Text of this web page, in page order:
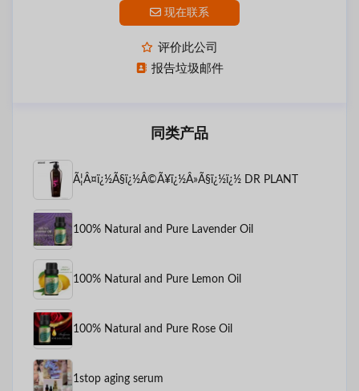
现在联系
评价此公司
报告垃圾邮件
同类产品
Ã¦Â¤ï¿½Ã§ï¿½Â©Ã¥ï¿½Â»Ã§ï¿½ï¿½ DR PLANT
100% Natural and Pure Lavender Oil
100% Natural and Pure Lemon Oil
100% Natural and Pure Rose Oil
1stop aging serum